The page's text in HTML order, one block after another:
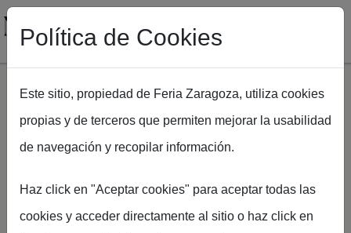
Pasar al contenido principal
Política de Cookies
Este sitio, propiedad de Feria Zaragoza, utiliza cookies
propias y de terceros que permiten mejorar la usabilidad
de navegación y recopilar información.
Haz click en "Aceptar cookies" para aceptar todas las
cookies y acceder directamente al sitio o haz click en